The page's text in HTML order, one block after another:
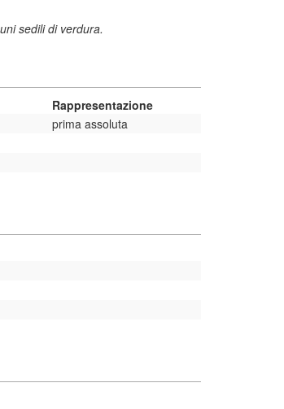
sedili di verdura.
Rappresentazione
prima assoluta